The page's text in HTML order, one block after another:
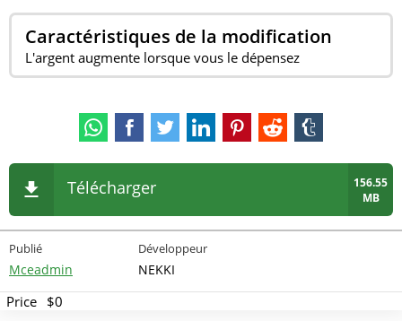
Caractéristiques de la modification
L'argent augmente lorsque vous le dépensez
Télécharger
156.55
MB
Publié
Mceadmin
Développeur
NEKKI
Price $0